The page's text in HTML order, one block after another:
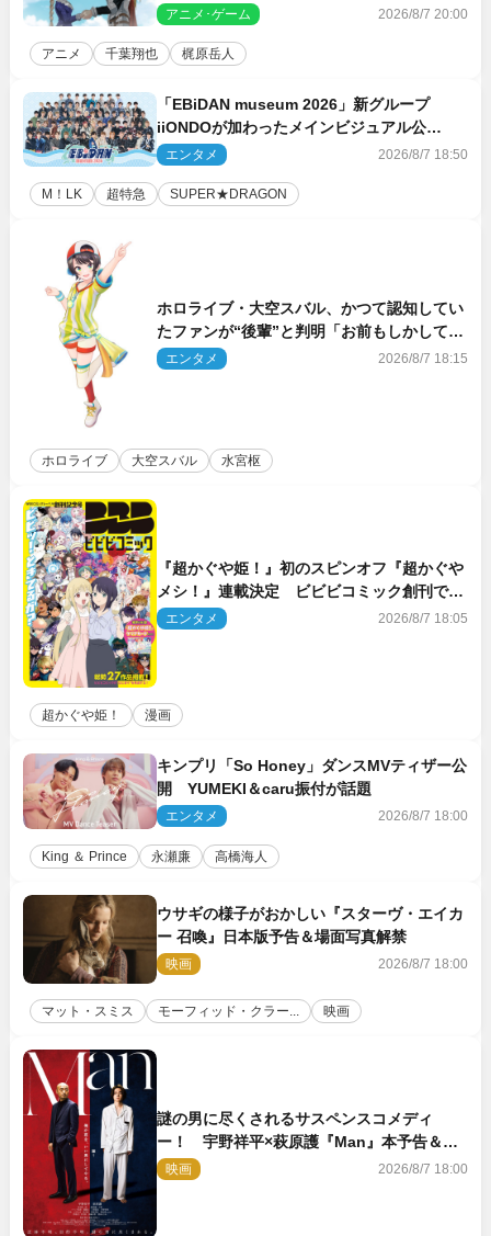
表アニメ･ゲーム 2026/8/7 20:00
アニメ 千葉翔也 梶原岳人
「EBiDAN museum 2026」新グループ
iiONDOが加わったメインビジュアル公
開！ 開催記念グッズラインナップも
エンタメ 2026/8/7 18:50
M！LK 超特急 SUPER★DRAGON
ホロライブ・大空スバル、かつて認知してい
たファンが“後輩”と判明「お前もしかしてあ
のときの？」
エンタメ 2026/8/7 18:15
ホロライブ 大空スバル 水宮枢
『超かぐや姫！』初のスピンオフ『超かぐや
メシ！』連載決定 ビビビコミック創刊で31
作品一挙公開
エンタメ 2026/8/7 18:05
超かぐや姫！ 漫画
キンプリ「So Honey」ダンスMVティザー公
開 YUMEKI＆caru振付が話題
エンタメ 2026/8/7 18:00
King ＆ Prince 永瀬廉 高橋海人
ウサギの様子がおかしい『スターヴ・エイカ
ー 召喚』日本版予告＆場面写真解禁
映画 2026/8/7 18:00
マット・スミス モーフィッド・クラー... 映画
謎の男に尽くされるサスペンスコメディ
ー！ 宇野祥平×萩原護『Man』本予告＆新
ビジュアル解禁
映画 2026/8/7 18:00